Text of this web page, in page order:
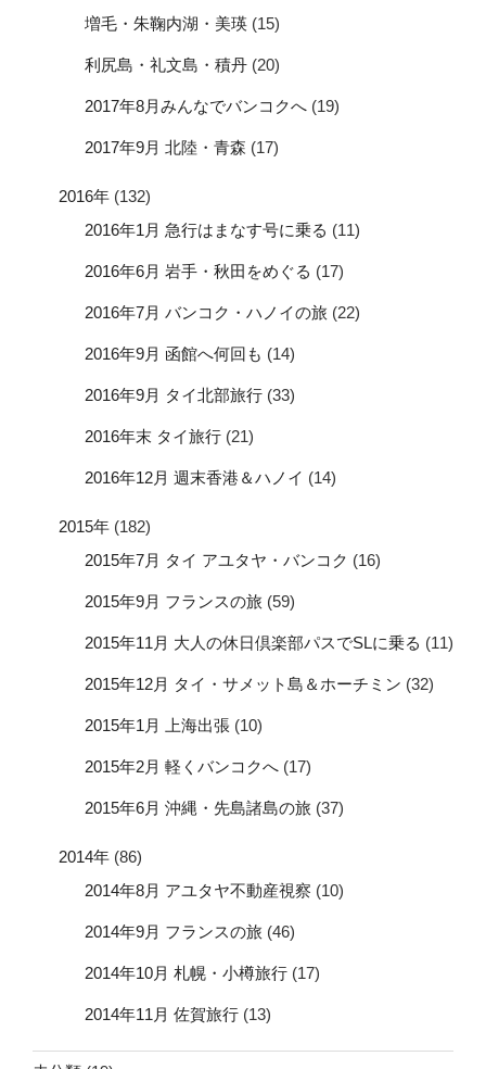
増毛・朱鞠内湖・美瑛 (15)
利尻島・礼文島・積丹 (20)
2017年8月みんなでバンコクへ (19)
2017年9月 北陸・青森 (17)
2016年 (132)
2016年1月 急行はまなす号に乗る (11)
2016年6月 岩手・秋田をめぐる (17)
2016年7月 バンコク・ハノイの旅 (22)
2016年9月 函館へ何回も (14)
2016年9月 タイ北部旅行 (33)
2016年末 タイ旅行 (21)
2016年12月 週末香港＆ハノイ (14)
2015年 (182)
2015年7月 タイ アユタヤ・バンコク (16)
2015年9月 フランスの旅 (59)
2015年11月 大人の休日倶楽部パスでSLに乗る (11)
2015年12月 タイ・サメット島＆ホーチミン (32)
2015年1月 上海出張 (10)
2015年2月 軽くバンコクへ (17)
2015年6月 沖縄・先島諸島の旅 (37)
2014年 (86)
2014年8月 アユタヤ不動産視察 (10)
2014年9月 フランスの旅 (46)
2014年10月 札幌・小樽旅行 (17)
2014年11月 佐賀旅行 (13)